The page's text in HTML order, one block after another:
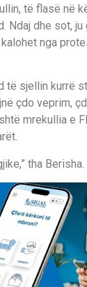
të flasë në
Ndaj dhe sot,
nga
të sjellin kurrë
çdo veprim,
mrekullia e
tha Berisha.